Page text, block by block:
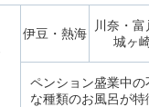
伊豆・熱海
川奈・富
城ヶ
ペンション盛業中
な種類のお風呂が特